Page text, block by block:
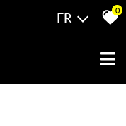
FR 0